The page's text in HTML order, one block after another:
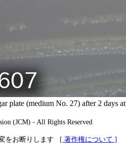
plate (medium No. 27) after 2 days
(JCM) - All Rights Reserved
をお断りします [ 著作権について ]